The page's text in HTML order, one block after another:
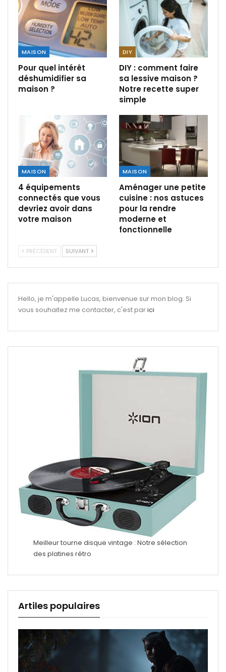
MAISON
Pour quel intérêt
déshumidifier sa
maison ?
DIY
DIY : comment faire
sa lessive maison ?
Notre recette super
simple
MAISON
4 équipements
connectés que vous
devriez avoir dans
votre maison
MAISON
Aménager une petite
cuisine : nos astuces
pour la rendre
moderne et
fonctionnelle
PRÉCÉDENT SUIVANT
Hello, je m'appelle Lucas, bienvenue sur mon blog. Si
vous souhaitez me contacter, c'est parici
Meilleur tourne disque vintage : Notre sélection
des platines rétro
Artiles populaires